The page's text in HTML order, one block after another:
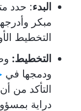
البدء: حدد
مبكر
التخطيط
التخطيط:
ودمجها في
التأكد من
دراية